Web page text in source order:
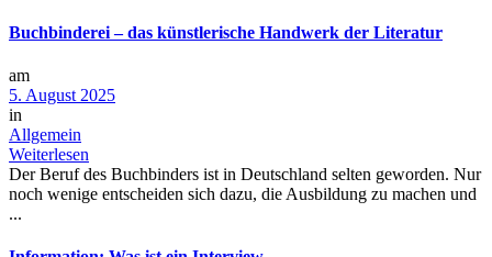
Buchbinderei – das künstlerische Handwerk der Literatur
am
5. August 2025
in
Allgemein
Weiterlesen
Der Beruf des Buchbinders ist in Deutschland selten geworden. Nur
noch wenige entscheiden sich dazu, die Ausbildung zu machen und
...